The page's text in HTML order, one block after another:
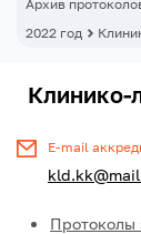
Архив
2022 год
Клинико-
E-mail
Протоколы